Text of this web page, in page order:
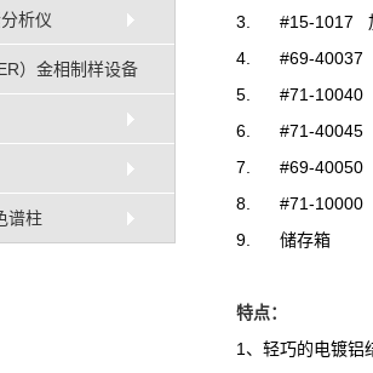
析仪
）金相制样设备
谱柱
3. #15-1017
4. #69-40037
5. #71-10040
6. #71-40045
7. #69-40050
8. #71-10000 ½
9. 储存箱
特点：
1、轻巧的电镀